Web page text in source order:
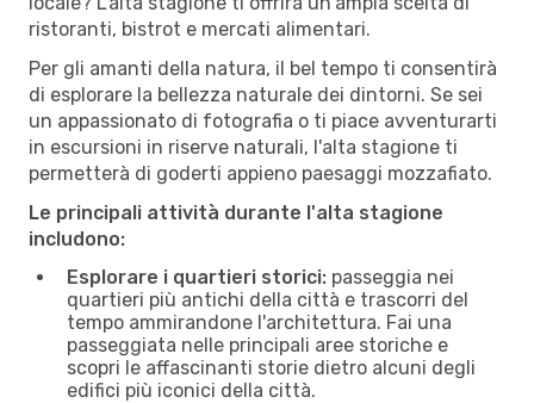
ristoranti, bistrot e mercati alimentari.
Per gli amanti della natura, il bel tempo ti consentirà
di esplorare la bellezza naturale dei dintorni. Se sei
un appassionato di fotografia o ti piace avventurarti
in escursioni in riserve naturali, l'alta stagione ti
permetterà di goderti appieno paesaggi mozzafiato.
Le principali attività durante l'alta stagione
includono:
Esplorare i quartieri storici: passeggia nei
quartieri più antichi della città e trascorri del
tempo ammirandone l'architettura. Fai una
passeggiata nelle principali aree storiche e
scopri le affascinanti storie dietro alcuni degli
edifici più iconici della città.